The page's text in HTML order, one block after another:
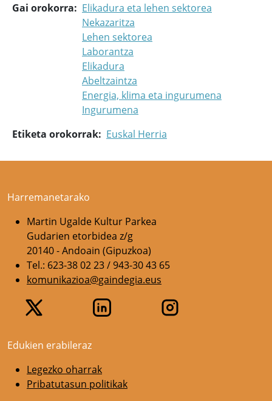
Gai orokorra
Elikadura eta lehen sektorea
Nekazaritza
Lehen sektorea
Laborantza
Elikadura
Abeltzaintza
Energia, klima eta ingurumena
Ingurumena
Etiketa orokorrak
Euskal Herria
Harremanetarako
Martin Ugalde Kultur Parkea
Gudarien etorbidea z/g
20140 - Andoain (Gipuzkoa)
Tel.: 623-38 02 23 / 943-30 43 65
komunikazioa@gaindegia.eus
Edukien erabileraz
Legezko oharrak
Pribatutasun politikak